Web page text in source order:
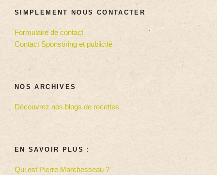
SIMPLEMENT NOUS CONTACTER
Formulaire de contact
Contact Sponsoring et publicité
NOS ARCHIVES
Découvrez nos blogs de recettes
EN SAVOIR PLUS :
Qui est Pierre Marchesseau ?